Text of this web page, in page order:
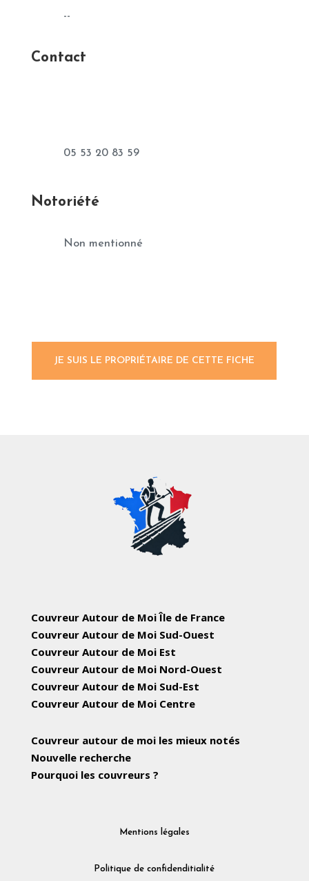
--
Contact
05 53 20 83 59
Notoriété
Non mentionné
JE SUIS LE PROPRIÉTAIRE DE CETTE FICHE
Couvreur Autour de Moi Île de France
Couvreur Autour de Moi Sud-Ouest
Couvreur Autour de Moi Est
Couvreur Autour de Moi Nord-Ouest
Couvreur Autour de Moi Sud-Est
Couvreur Autour de Moi Centre
Couvreur autour de moi les mieux notés
Nouvelle recherche
Pourquoi les couvreurs ?
Mentions légales
Politique de confidenditialité